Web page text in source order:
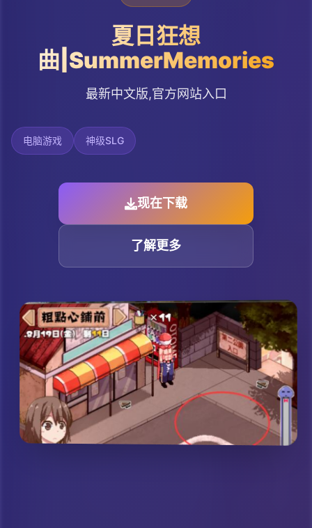
夏日狂想
曲|SummerMemories
最新中文版,官方网站入口
电脑游戏 神级SLG
现在下载
了解更多